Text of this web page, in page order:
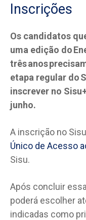
Inscrições
Os candidatos
uma edição do
três anos
etapa regular do
inscrever no
junho.
A inscrição no
Único de Acesso
Sisu.
Após concluir
poderá escolher
indicadas como